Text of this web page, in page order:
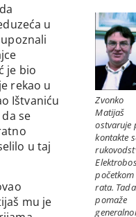
Zvonko
Matijaš
ostvaruje
kontakte
početkom
rata. Tada
pomaže
u
je bio
rekao u
Ištvaniću
se
u taj
mu je